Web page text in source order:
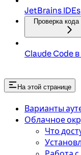
JetBrains IDEs
Проверка
Claude Code в
На этой странице
Варианты
Облачное
Что